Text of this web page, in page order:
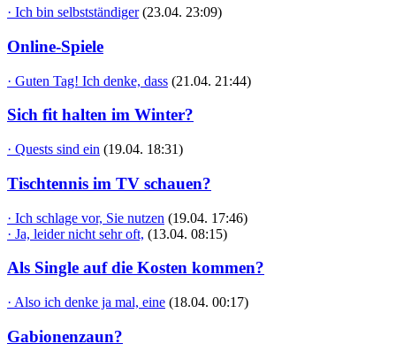
· Ich bin selbstständiger (23.04. 23:09)
Online-Spiele
· Guten Tag! Ich denke, dass (21.04. 21:44)
Sich fit halten im Winter?
· Quests sind ein (19.04. 18:31)
Tischtennis im TV schauen?
· Ich schlage vor, Sie nutzen (19.04. 17:46)
· Ja, leider nicht sehr oft, (13.04. 08:15)
Als Single auf die Kosten kommen?
· Also ich denke ja mal, eine (18.04. 00:17)
Gabionenzaun?